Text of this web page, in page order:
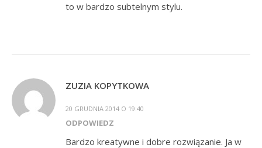
to w bardzo subtelnym stylu.
ZUZIA KOPYTKOWA
20 GRUDNIA 2014 O 19:40
ODPOWIEDZ
Bardzo kreatywne i dobre rozwiązanie. Ja w